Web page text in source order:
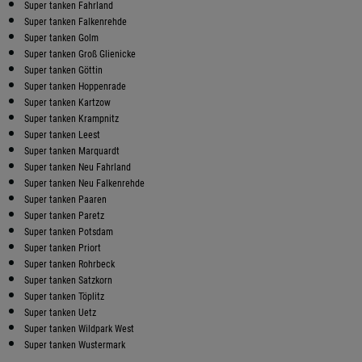
Super tanken Fahrland
Super tanken Falkenrehde
Super tanken Golm
Super tanken Groß Glienicke
Super tanken Göttin
Super tanken Hoppenrade
Super tanken Kartzow
Super tanken Krampnitz
Super tanken Leest
Super tanken Marquardt
Super tanken Neu Fahrland
Super tanken Neu Falkenrehde
Super tanken Paaren
Super tanken Paretz
Super tanken Potsdam
Super tanken Priort
Super tanken Rohrbeck
Super tanken Satzkorn
Super tanken Töplitz
Super tanken Uetz
Super tanken Wildpark West
Super tanken Wustermark